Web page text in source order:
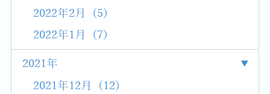
2022年2月 (5)
2022年1月 (7)
2021年
2021年12月 (12)